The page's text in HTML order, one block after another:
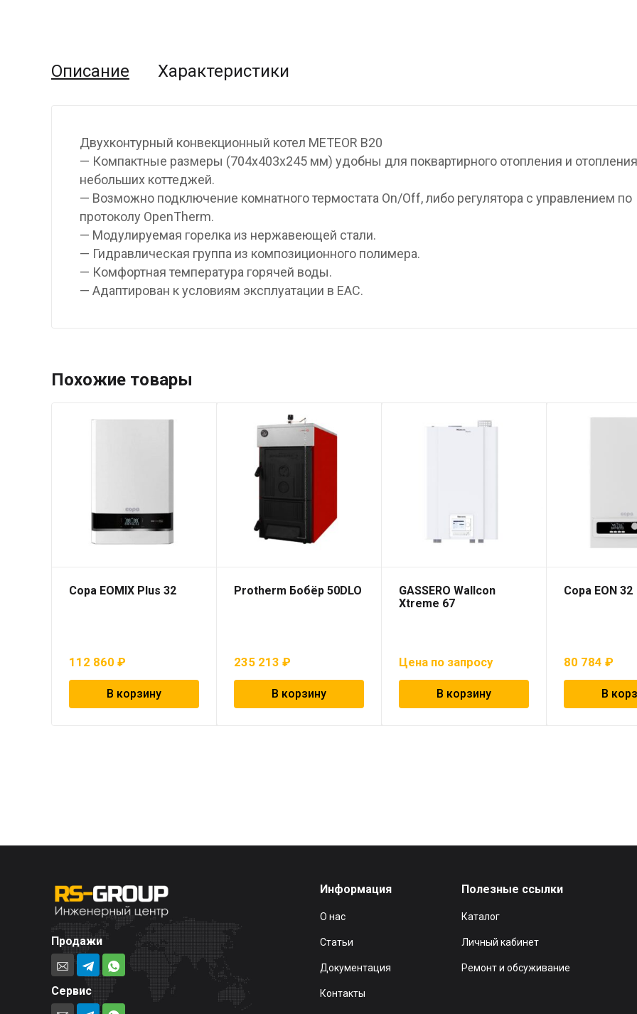
Описание Характеристики
Двухконтурный конвекционный котел METEOR B20
— Компактные размеры (704x403x245 мм) удобны для поквартирного отопления и отопления
небольших коттеджей.
— Возможно подключение комнатного термостата On/Off, либо регулятора с управлением по
протоколу OpenTherm.
— Модулируемая горелка из нержавеющей стали.
— Гидравлическая группа из композиционного полимера.
— Комфортная температура горячей воды.
— Адаптирован к условиям эксплуатации в ЕАС.
Похожие товары
Copa EOMIX Plus 32
112 860 ₽
В корзину
Protherm Бобёр 50DLO
235 213₽
В корзину
GASSERO Wallcon
Xtreme 67
Цена по запросу
В корзину
Copa EON 32
80 784₽
В
Продажи
Сервис
Информация
О нас
Статьи
Документация
Контакты
Полезные ссылки
Каталог
Личный кабинет
Ремонт и обсуживание